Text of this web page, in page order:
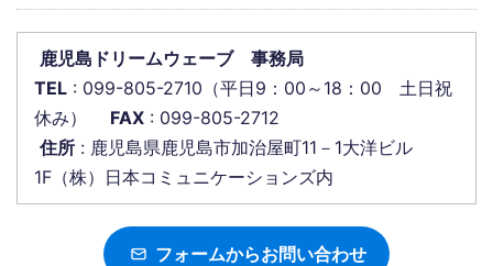
鹿児島ドリームウェーブ 事務局
TEL : 099-805-2710（平日9：00～18：00 土日祝
休み）
FAX : 099-805-2712
住所 : 鹿児島県鹿児島市加治屋町11－1大洋ビル
1F（株）日本コミュニケーションズ内
フォームからお問い合わせ